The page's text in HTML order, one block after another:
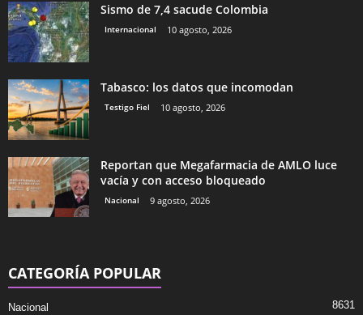
Sismo de 7,4 sacude Colombia
Internacional 10 agosto, 2026
Tabasco: los datos que incomodan
Testigo Fiel 10 agosto, 2026
Reportan que Megafarmacia de AMLO luce
vacía y con acceso bloqueado
Nacional 9 agosto, 2026
CATEGORÍA POPULAR
Nacional 8631